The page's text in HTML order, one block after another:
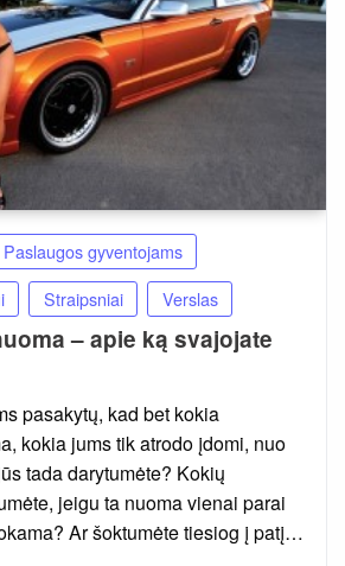
Paslaugos gyventojams
Straipsniai Verslas
– apie ką svajojate
pasakytų, kad bet kokia
kokia jums tik atrodo įdomi, nuo
tada darytumėte? Kokių
jeigu ta nuoma vienai parai
Ar šoktumėte tiesiog į patį…